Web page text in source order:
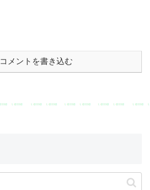
コメントを書き込む